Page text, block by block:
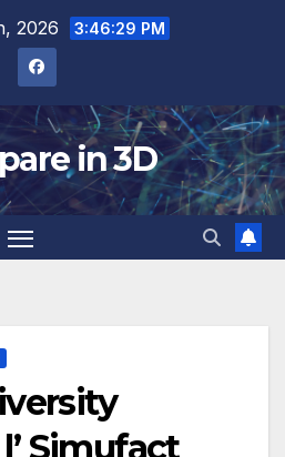
2026 3:46:30 PM
in 3D
Simufact